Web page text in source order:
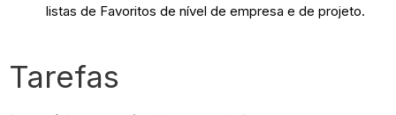
listas de Favoritos de nível de empresa e de projeto.
Tarefas